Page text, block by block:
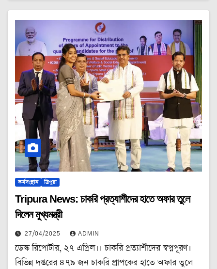
কর্মসংস্থান ত্রিপুরা
Tripura News: চাকরি প্রত্যাশীদের হাতে অফার তুলে
দিলেন মুখ্যমন্ত্রী
27/04/2025 ADMIN
ডেস্ক রিপোর্টার, ২৭ এপ্রিল।। চাকরি প্রত্যাশীদের স্বপ্নপূরণ।
বিভিন্ন দপ্তরের ৪৭৯ জন চাকরি প্রাপকের হাতে অফার তুলে